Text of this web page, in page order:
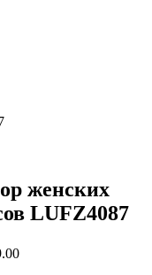
женских
LUFZ4087